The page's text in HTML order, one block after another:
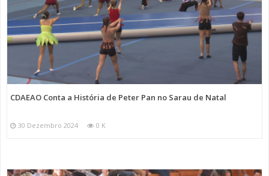
CDAEAO Conta a História de Peter Pan no Sarau de Natal
30 Dezembro 2024 0 K